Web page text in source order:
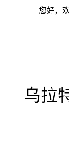
您好，
乌拉